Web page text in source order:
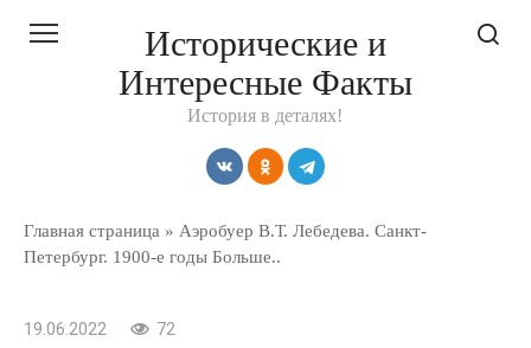
Исторические и
Интересные Факты
История в деталях!
Главная страница » Аэробуер В.Т. Лебедева. Санкт-
Петербург. 1900-е годы Больше..
19.06.2022 72